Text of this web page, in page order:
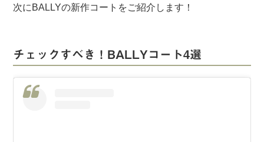
次にBALLYの新作コートをご紹介します！
チェックすべき！BALLYコート4選